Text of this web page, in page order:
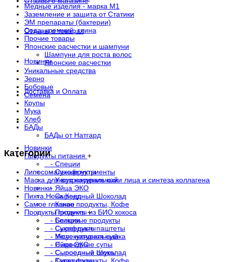
Отзывы о товарах
Новинки
Доставка и Оплата
. . .
Новинки
Продукты питания +
- Специи
- Сухофрукты
- Уксус натуральный
- Яйца ЭКО
- Сыроедный Шоколад
- Какао продукты, Кофе
- Продукты из БИО кокоса
- Белковые продукты
- Сыроедные паштеты
- Молекулярная сушка
- Сыроедные супы
- Сыроедные соусы
Медные изделия - марка М1
Заземление и защита от Статики
ЭМ препараты (бактерии)
Сода, кремний, глина
Прочие товары
Японские расчестки и шампуни
Шампуни для роста волос
Японские расчестки
Уникальные средства
Зерно
Бобовые
Семена
Крупы
Мука
Хлеб
БАДы
БАДы от Натгард
Категории
Липосомальные нутриенты
Маска для возрождения кожи лица и синтеза коллагена
Новинки
Пихта,Нони,Кедр
Самое главное
Продукты питания+
- Специи
- Сухофрукты
- Уксус натуральный
- Яйца ЭКО
- Сыроедный Шоколад